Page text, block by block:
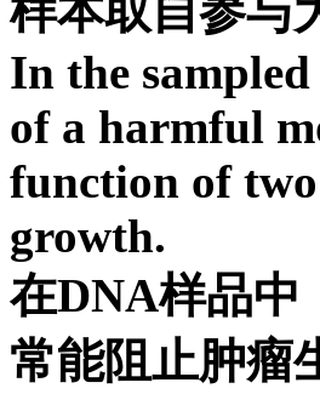
样本取自参与
In the
of a harmful
function of
growth.
在DNA样品中
常能阻止肿瘤